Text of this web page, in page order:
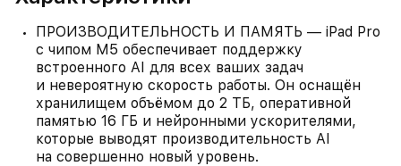
ПРОИЗВОДИТЕЛЬНОСТЬ И ПАМЯТЬ — iPad Pro
с чипом M5 обеспечивает поддержку
встроенного AI для всех ваших задач
и невероятную скорость работы. Он оснащён
хранилищем объёмом до 2 ТБ, оперативной
памятью 16 ГБ и нейронными ускорителями,
которые выводят производительность AI
на совершенно новый уровень.